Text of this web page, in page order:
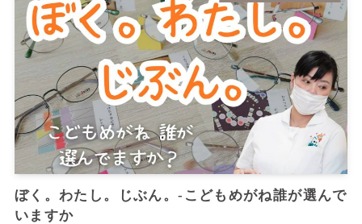
ぼく。わたし。じぶん。‐こどもめがね誰が選んで
いますか